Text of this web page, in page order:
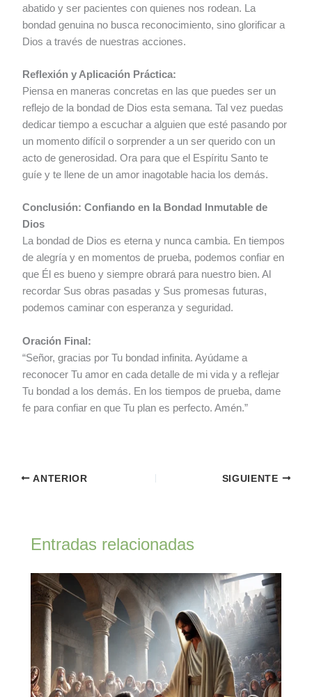
abatido y ser pacientes con quienes nos rodean. La
bondad genuina no busca reconocimiento, sino glorificar a
Dios a través de nuestras acciones.
Reflexión y Aplicación Práctica:
Piensa en maneras concretas en las que puedes ser un
reflejo de la bondad de Dios esta semana. Tal vez puedas
dedicar tiempo a escuchar a alguien que esté pasando por
un momento difícil o sorprender a un ser querido con un
acto de generosidad. Ora para que el Espíritu Santo te
guíe y te llene de un amor inagotable hacia los demás.
Conclusión: Confiando en la Bondad Inmutable de
Dios
La bondad de Dios es eterna y nunca cambia. En tiempos
de alegría y en momentos de prueba, podemos confiar en
que Él es bueno y siempre obrará para nuestro bien. Al
recordar Sus obras pasadas y Sus promesas futuras,
podemos caminar con esperanza y seguridad.
Oración Final:
“Señor, gracias por Tu bondad infinita. Ayúdame a
reconocer Tu amor en cada detalle de mi vida y a reflejar
Tu bondad a los demás. En los tiempos de prueba, dame
fe para confiar en que Tu plan es perfecto. Amén.”
ANTERIOR SIGUIENTE
Entradas relacionadas